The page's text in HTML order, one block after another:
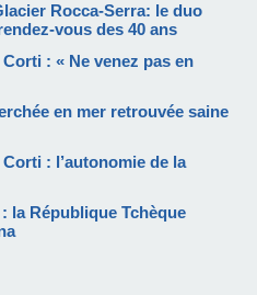
Rocca-Serra: le duo
vous des 40 ans
: « Ne venez pas en
en mer retrouvée saine
: l’autonomie de la
la République Tchèque